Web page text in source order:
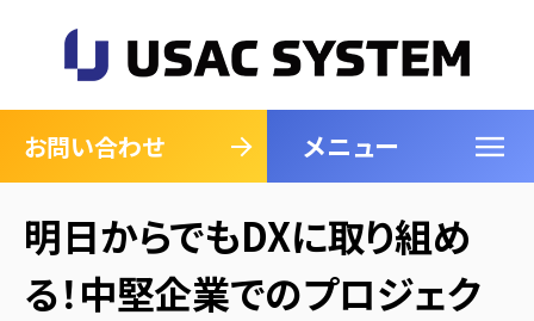
お問い合わせ メニュー
閉じる
明日からでもDXに取り組め
る！中堅企業でのプロジェク